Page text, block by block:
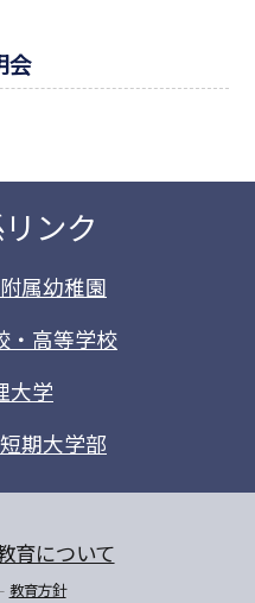
会
ンク
属幼稚園
・高等学校
大学
期大学部
育について
教育方針